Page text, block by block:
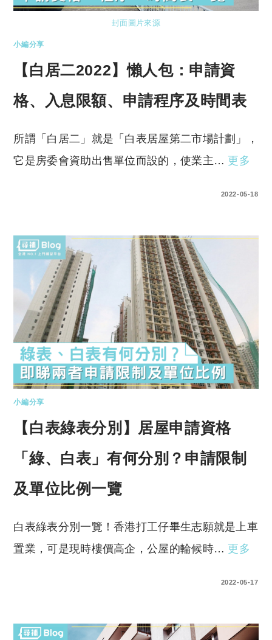
封面圖片來源
小編分享
【白居二2022】懶人包：申請資
格、入息限額、申請程序及時間表
所謂「白居二」就是「白表居屋第二市場計劃」，
它是房委會資助出售單位而設的，使業主… 更多
2022-05-18
小編分享
【白表綠表分別】居屋申請資格
「綠、白表」有何分別？申請限制
及單位比例一覽
白表綠表分別一覽！香港打工仔畢生志願就是上車
置業，可是現時樓價高企，公屋的輪候時… 更多
2022-05-17